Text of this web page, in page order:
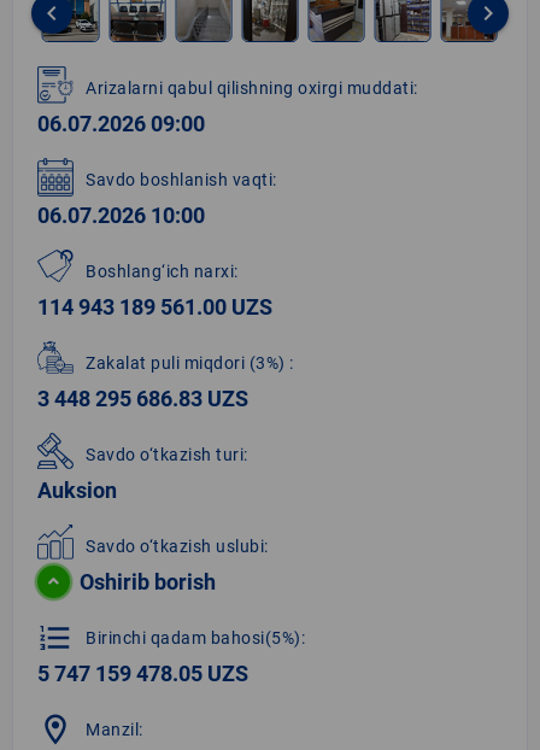
1
of
10
keyboard_arrow_left keyboard_arrow_right
Arizalarni qabul qilishning oxirgi muddati:
06.07.2026 09:00
Savdo boshlanish vaqti:
06.07.2026 10:00
Boshlang‘ich narxi:
114 943 189 561.00 UZS
Zakalat puli miqdori (3%) :
3 448 295 686.83 UZS
Savdo o‘tkazish turi:
Auksion
Savdo o‘tkazish uslubi:
Oshirib borish
format_list_numbered Birinchi qadam bahosi(5%):
5 747 159 478.05 UZS
location_on Manzil: